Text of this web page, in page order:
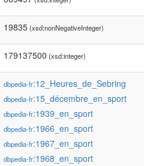
19835(xsd:nonNegativeInteger)
179137500 (xsd:integer)
dbpedia-fr:12_Heures_de_Sebring
dbpedia-fr:15_décembre_en_sport
dbpedia-fr:1939_en_sport
dbpedia-fr:1966_en_sport
dbpedia-fr:1967_en_sport
dbpedia-fr:1968_en_sport